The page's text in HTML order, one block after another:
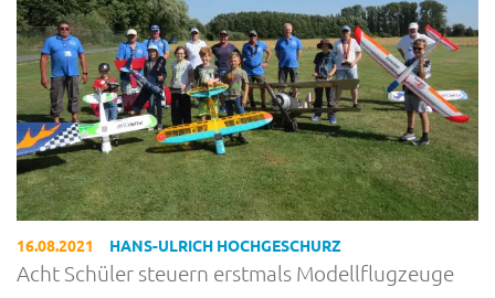
16.08.2021 HANS-ULRICH HOCHGESCHURZ
Acht Schüler steuern erstmals Modellflugzeuge